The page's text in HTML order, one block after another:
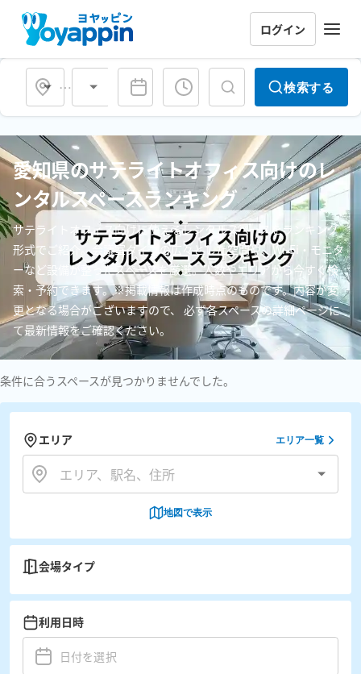
ログイン
会場タイプ 検索する
愛知県のサテライトオフィス向けのレ
ンタルスペースランキング
サテライトオフィス向けに使えるレンタルスペースをランキング
形式でご紹介。会議室タイプの広々とした空間や、Wi-Fi・モニタ
ーなど設備が整ったスペースを厳選。人数やエリアから今すぐ検
索・予約できます。※掲載情報は作成時点のものです。内容が変
更となる場合がございますので、 必ず各スペースの詳細ページに
て最新情報をご確認ください。
条件に合うスペースが見つかりませんでした。
エリア エリア一覧
地図で表示
会場タイプ
利用日時